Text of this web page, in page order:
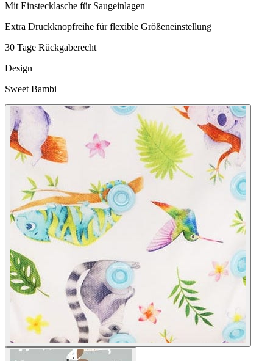
Mit Einstecklasche für Saugeinlagen
Extra Druckknopfreihe für flexible Größeneinstellung
30 Tage Rückgaberecht
Design
Sweet Bambi